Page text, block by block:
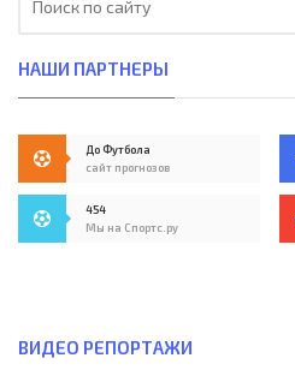
НАШИ ПАРТНЕРЫ
До Футбола
сайт прогнозов
454
Мы на Спортс.ру
ВИДЕО РЕПОРТАЖИ